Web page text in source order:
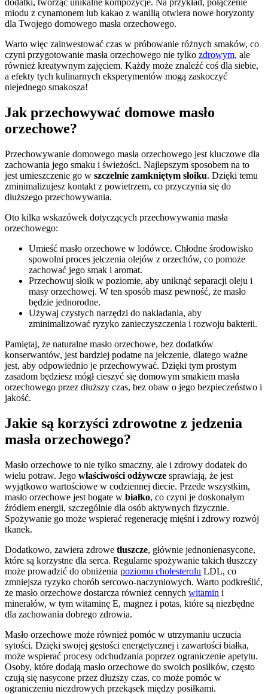
dodatki, tworząc unikalne kompozycje. Na przykład, połączenie
miodu z cynamonem lub kakao z wanilią otwiera nowe horyzonty
dla Twojego domowego masła orzechowego.
Warto więc zainwestować czas w próbowanie różnych smaków, co
czyni przygotowanie masła orzechowego nie tylko zdrowym, ale
również kreatywnym zajęciem. Każdy może znaleźć coś dla siebie,
a efekty tych kulinarnych eksperymentów mogą zaskoczyć
niejednego smakosza!
Jak przechowywać domowe masło
orzechowe?
Przechowywanie domowego masła orzechowego jest kluczowe dla
zachowania jego smaku i świeżości. Najlepszym sposobem na to
jest umieszczenie go w szczelnie zamkniętym słoiku. Dzięki temu
zminimalizujesz kontakt z powietrzem, co przyczynia się do
dłuższego przechowywania.
Oto kilka wskazówek dotyczących przechowywania masła
orzechowego:
Umieść masło orzechowe w lodówce. Chłodne środowisko
spowolni proces jełczenia olejów z orzechów, co pomoże
zachować jego smak i aromat.
Przechowuj słoik w poziomie, aby uniknąć separacji oleju i
masy orzechowej. W ten sposób masz pewność, że masło
będzie jednorodne.
Używaj czystych narzędzi do nakładania, aby
zminimalizować ryzyko zanieczyszczenia i rozwoju bakterii.
Pamiętaj, że naturalne masło orzechowe, bez dodatków
konserwantów, jest bardziej podatne na jełczenie, dlatego ważne
jest, aby odpowiednio je przechowywać. Dzięki tym prostym
zasadom będziesz mógł cieszyć się domowym smakiem masła
orzechowego przez dłuższy czas, bez obaw o jego bezpieczeństwo i
jakość.
Jakie są korzyści zdrowotne z jedzenia
masła orzechowego?
Masło orzechowe to nie tylko smaczny, ale i zdrowy dodatek do
wielu potraw. Jego właściwości odżywcze sprawiają, że jest
wyjątkowo wartościowe w codziennej diecie. Przede wszystkim,
masło orzechowe jest bogate w białko, co czyni je doskonałym
źródłem energii, szczególnie dla osób aktywnych fizycznie.
Spożywanie go może wspierać regenerację mięśni i zdrowy rozwój
tkanek.
Dodatkowo, zawiera zdrowe tłuszcze, głównie jednonienasycone,
które są korzystne dla serca. Regularne spożywanie takich tłuszczy
może prowadzić do obniżenia poziomu cholesterolu LDL, co
zmniejsza ryzyko chorób sercowo-naczyniowych. Warto podkreślić,
że masło orzechowe dostarcza również cennych witamin i
minerałów, w tym witaminę E, magnez i potas, które są niezbędne
dla zachowania dobrego zdrowia.
Masło orzechowe może również pomóc w utrzymaniu uczucia
sytości. Dzięki swojej gęstości energetycznej i zawartości białka,
może wspierać procesy odchudzania poprzez ograniczenie apetytu.
Osoby, które dodają masło orzechowe do swoich posiłków, często
czują się nasycone przez dłuższy czas, co może pomóc w
ograniczeniu niezdrowych przekąsek między posiłkami.